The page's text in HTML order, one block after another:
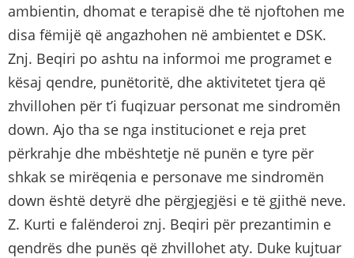
ambientin, dhomat e terapisë dhe të njoftohen me
disa fëmijë që angazhohen në ambientet e DSK.
Znj. Beqiri po ashtu na informoi me programet e
kësaj qendre, punëtoritë, dhe aktivitetet tjera që
zhvillohen për t’i fuqizuar personat me sindromën
down. Ajo tha se nga institucionet e reja pret
përkrahje dhe mbështetje në punën e tyre për
shkak se mirëqenia e personave me sindromën
down është detyrë dhe përgjegjësi e të gjithë neve.
Z. Kurti e falënderoi znj. Beqiri për prezantimin e
qendrës dhe punës që zhvillohet aty. Duke kujtuar